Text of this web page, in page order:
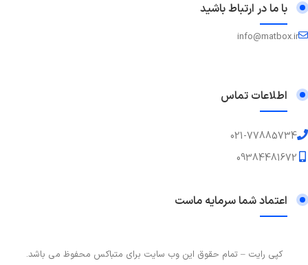
با ما در ارتباط باشید
info@matbox.ir
اطلاعات تماس
021-77885734
09384481672
اعتماد شما سرمایه ماست
کپی رایت – تمام حقوق این وب سایت برای متباکس محفوظ می باشد.